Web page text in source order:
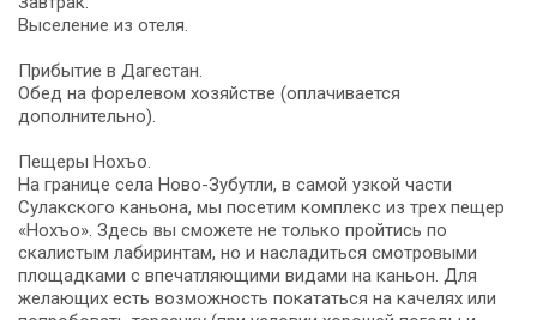
Выселение из отеля.
Прибытие в Дагестан.
Обед на форелевом хозяйстве (оплачивается
дополнительно).
Пещеры Нохъо.
На границе села Ново-Зубутли, в самой узкой части
Сулакского каньона, мы посетим комплекс из трех пещер
«Нохъо». Здесь вы сможете не только пройтись по
скалистым лабиринтам, но и насладиться смотровыми
площадками с впечатляющими видами на каньон. Для
желающих есть возможность покататься на качелях или